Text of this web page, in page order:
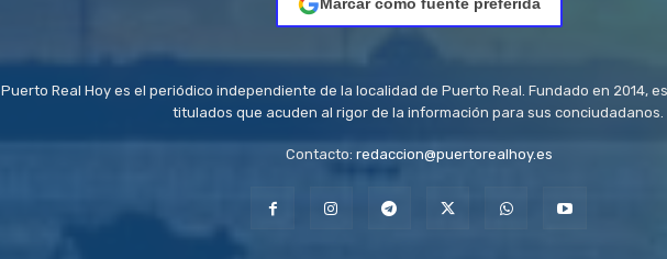
Puerto Real Hoy es el periódico independiente de la localidad de Puerto Real. Fundado en 2014,
titulados que acuden al rigor de la información para sus conciudadanos.
Contacto: redaccion@puertorealhoy.es